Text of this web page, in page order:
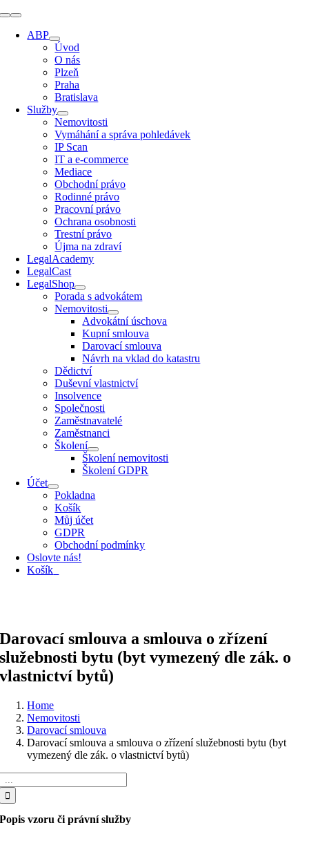
Přeskočit
obsah
Přepínání
navigace
ABP
Úvod
O nás
Plzeň
Praha
Bratislava
Služby
Nemovitosti
Vymáhání a správa pohledávek
IP Scan
IT a e-commerce
Mediace
Obchodní právo
Rodinné právo
Pracovní právo
Ochrana osobnosti
Trestní právo
Újma na zdraví
LegalAcademy
LegalCast
LegalShop
Porada s advokátem
Nemovitosti
Advokátní úschova
Kupní smlouva
Darovací smlouva
Návrh na vklad do katastru
Dědictví
Duševní vlastnictví
Insolvence
Společnosti
Zaměstnavatelé
Zaměstnanci
Školení
Školení nemovitosti
Školení GDPR
Účet
Pokladna
Košík
Můj účet
GDPR
Obchodní podmínky
Oslovte nás!
Košík
Darovací smlouva a smlouva o zřízení
služebnosti bytu (byt vymezený dle zák. o
vlastnictví bytů)
Home
Nemovitosti
Darovací smlouva
Darovací smlouva a smlouva o zřízení služebnosti bytu (byt
vymezený dle zák. o vlastnictví bytů)
Popis vzoru či právní služby